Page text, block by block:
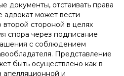
документы, отстаивать права
адвокат может вести
второй стороной в целях
спора через подписание
с соблюдением
Представление
быть осуществлено как в
апелляционной и